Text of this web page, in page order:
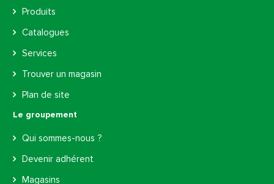
Produits
Catalogues
Services
Trouver un magasin
Plan de site
Le groupement
Qui sommes-nous ?
Devenir adhérent
Magasins